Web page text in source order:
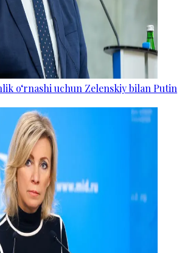
o‘rnashi uchun Zelenskiy bilan Putin